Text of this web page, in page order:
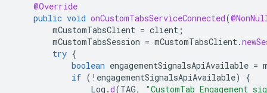
@Override
public void onCustomTabsServiceConnected(
mCustomTabsClient = client ;
mCustomTabsSession = mCustomTabsClient.
try {
boolean engagementSignalsApiAvailable =
if ( ! engagementSignalsApiAvailable)
{
Log .d(TAG,
"CustomTab